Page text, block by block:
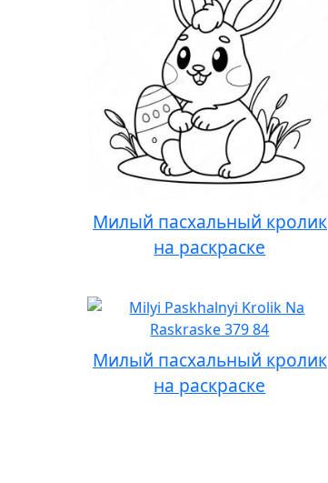
Милый пасхальный кролик
на раскраске
Милый пасхальный кролик
на раскраске